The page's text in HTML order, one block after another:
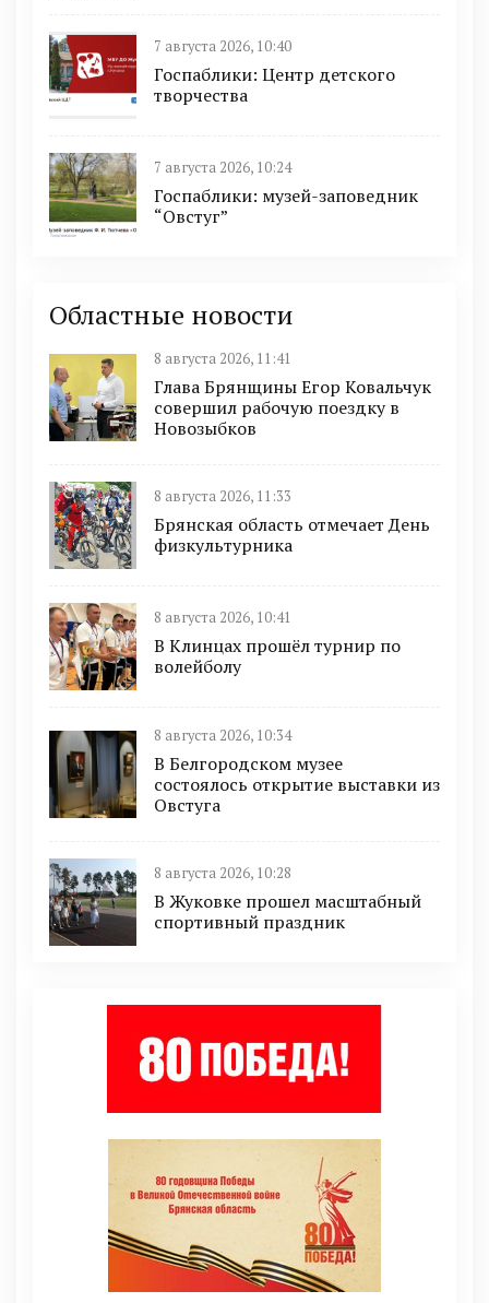
7 августа 2026, 10:40
Госпаблики: Центр детского
творчества
7 августа 2026, 10:24
Госпаблики: музей-заповедник
“Овстуг”
Областные новости
8 августа 2026, 11:41
Глава Брянщины Егор Ковальчук
совершил рабочую поездку в
Новозыбков
8 августа 2026, 11:33
Брянская область отмечает День
физкультурника
8 августа 2026, 10:41
В Клинцах прошёл турнир по
волейболу
8 августа 2026, 10:34
В Белгородском музее
состоялось открытие выставки из
Овстуга
8 августа 2026, 10:28
В Жуковке прошел масштабный
спортивный праздник